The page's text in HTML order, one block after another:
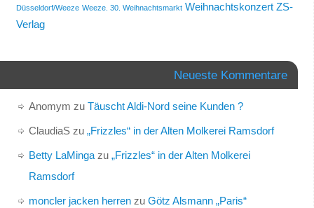
Düsseldorf/Weeze Weeze. 30. Weihnachtsmarkt Weihnachtskonzert ZS-
Verlag
Neueste Kommentare
Anomym zu Täuscht Aldi-Nord seine Kunden ?
ClaudiaSzu „Frizzles“ in der Alten Molkerei Ramsdorf
Betty LaMingazu „Frizzles“ in der Alten Molkerei
Ramsdorf
moncler jacken herrenzu Götz Alsmann „Paris“